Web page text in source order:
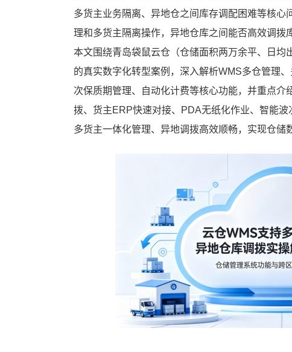
多货主业务隔离、异地仓之间库存调配困难等核
理和多货主隔离操作，异地仓库之间能否高效调拨
本文围绕青岛袋鼠云仓（仓储面积两万余平、日均
的真实数字化转型案例，深入解析WMS多仓管理
次保质期管理、自动化计费等核心功能，并重点介
拨、货主ERP快速对接、PDA无纸化作业、智能
多货主一体化管理、异地调拨高效顺畅，实现仓储